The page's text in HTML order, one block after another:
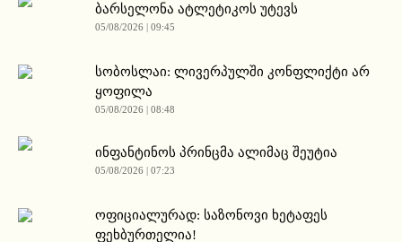
ბარსელონა ატლეტიკოს უტევს
05/08/2026 | 09:45
სობოსლაი: ლივერპულში კონფლიქტი არ
ყოფილა
05/08/2026 | 08:48
ინფანტინოს პრინცმა ალიმაც შეუტია
05/08/2026 | 07:23
ოფიციალურად: საზონოვი ხეტაფეს
ფეხბურთელია!